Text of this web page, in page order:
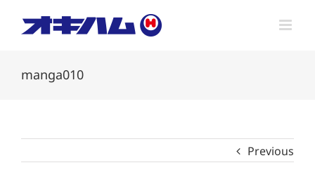
manga010
Previous